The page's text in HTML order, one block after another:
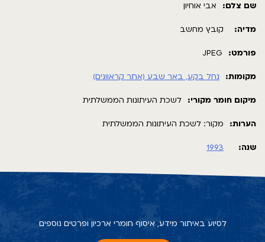
שם צלם: אבי אוחיון
מדיה: קובץ מחשב
פורמט: JPEG
מקומות: נחל בקע, באר שבע (אתר קראוונים)
מיקום חומר מקורי: לשכת העיתונות הממשלתית
הערות: מקור: לשכת העיתונות הממשלתית
שנה: 1993
לסיוע באיתור מידע, איסוף חומרי ארכיון ופרטים נוספים